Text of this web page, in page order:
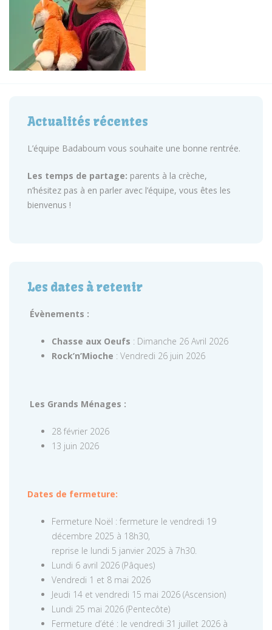
Actualités récentes
L’équipe Badaboum vous souhaite une bonne rentrée.
Les temps de partage: parents à la crèche,
n’hésitez pas à en parler avec l’équipe, vous êtes les
bienvenus !
Les dates à retenir
Évènements :
Chasse aux Oeufs : Dimanche 26 Avril 2026
Rock’n’Mioche : Vendredi 26 juin 2026
Les Grands Ménages :
28 février 2026
13 juin 2026
Dates de fermeture:
Fermeture Noël : fermeture le vendredi 19
décembre 2025 à 18h30,
reprise le lundi 5 janvier 2025 à 7h30.
Lundi 6 avril 2026 (Pâques)
Vendredi 1 et 8 mai 2026
Jeudi 14 et vendredi 15 mai 2026 (Ascension)
Lundi 25 mai 2026 (Pentecôte)
Fermeture d’été : le vendredi 31 juillet 2026 à